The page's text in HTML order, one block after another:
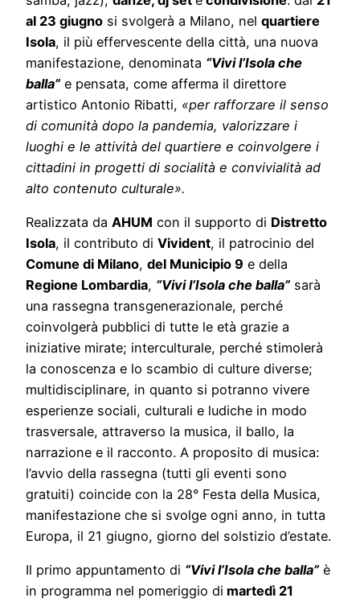
al 23 giugno si svolgerà a Milano, nel quartiere
Isola, il più effervescente della città, una nuova
manifestazione, denominata “Vivi l’Isola che
balla” e pensata, come afferma il direttore
artistico Antonio Ribatti, «per rafforzare il senso
di comunità dopo la pandemia, valorizzare i
luoghi e le attività del quartiere e coinvolgere i
cittadini in progetti di socialità e convivialità ad
alto contenuto culturale».
Realizzata da AHUM con il supporto di Distretto
Isola, il contributo di Vivident, il patrocinio del
Comune di Milano, del Municipio 9 e della
Regione Lombardia, “Vivi l’Isola che balla” sarà
una rassegna transgenerazionale, perché
coinvolgerà pubblici di tutte le età grazie a
iniziative mirate; interculturale, perché stimolerà
la conoscenza e lo scambio di culture diverse;
multidisciplinare, in quanto si potranno vivere
esperienze sociali, culturali e ludiche in modo
trasversale, attraverso la musica, il ballo, la
narrazione e il racconto. A proposito di musica:
l’avvio della rassegna (tutti gli eventi sono
gratuiti) coincide con la 28° Festa della Musica,
manifestazione che si svolge ogni anno, in tutta
Europa, il 21 giugno, giorno del solstizio d’estate.
Il primo appuntamento di “Vivi l’Isola che balla” è
in programma nel pomeriggio di martedì 21